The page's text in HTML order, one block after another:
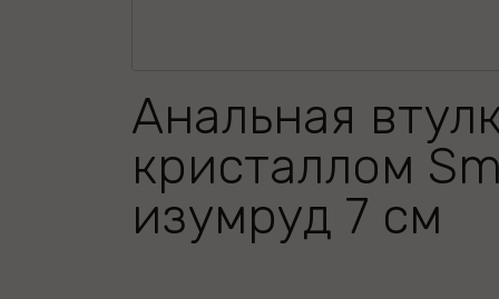
Анальная
кристаллом
изумруд 7 см